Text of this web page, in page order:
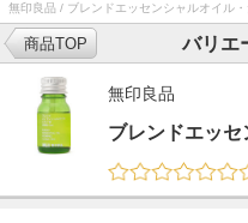
無印良品 / ブレンドエッセンシャルオイル
バリエ
商品TOP
無印良品
ブレンドエッセ